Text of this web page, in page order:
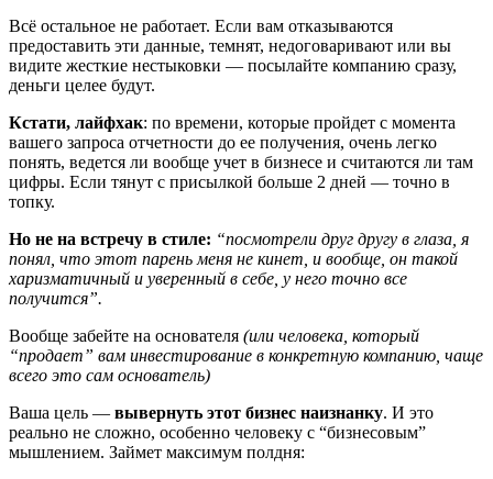
Всё остальное не работает. Если вам отказываются
предоставить эти данные, темнят, недоговаривают или вы
видите жесткие нестыковки — посылайте компанию сразу,
деньги целее будут.
Кстати, лайфхак: по времени, которые пройдет с момента
вашего запроса отчетности до ее получения, очень легко
понять, ведется ли вообще учет в бизнесе и считаются ли там
цифры. Если тянут с присылкой больше 2 дней — точно в
топку.
Но не на встречу в стиле: “посмотрели друг другу в глаза, я
понял, что этот парень меня не кинет, и вообще, он такой
харизматичный и уверенный в себе, у него точно все
получится”.
Вообще забейте на основателя (или человека, который
“продает” вам инвестирование в конкретную компанию, чаще
всего это сам основатель)
Ваша цель — вывернуть этот бизнес наизнанку. И это
реально не сложно, особенно человеку с “бизнесовым”
мышлением. Займет максимум полдня: